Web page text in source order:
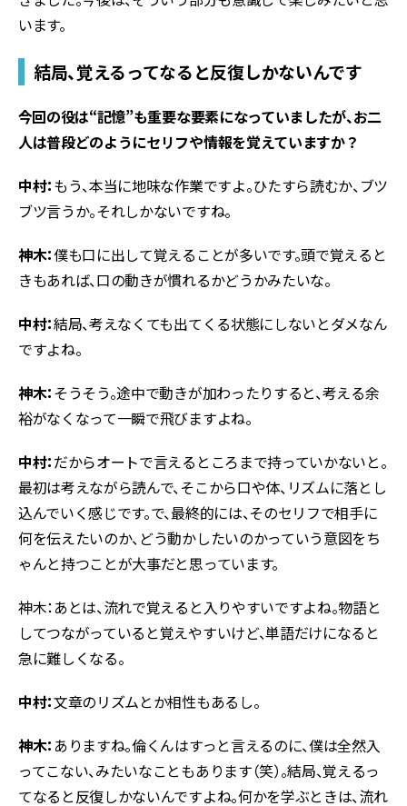
います。
結局、覚えるってなると反復しかないんです
――今回の役は“記憶”も重要な要素になっていましたが、お二
人は普段どのようにセリフや情報を覚えていますか？
中村：もう、本当に地味な作業ですよ。ひたすら読むか、ブツ
ブツ言うか。それしかないですね。
神木：僕も口に出して覚えることが多いです。頭で覚えると
きもあれば、口の動きが慣れるかどうかみたいな。
中村：結局、考えなくても出てくる状態にしないとダメなん
ですよね。
神木：そうそう。途中で動きが加わったりすると、考える余
裕がなくなって一瞬で飛びますよね。
中村：だからオートで言えるところまで持っていかないと。
最初は考えながら読んで、そこから口や体、リズムに落とし
込んでいく感じです。で、最終的には、そのセリフで相手に
何を伝えたいのか、どう動かしたいのかっていう意図をち
ゃんと持つことが大事だと思っています。
神木：あとは、流れで覚えると入りやすいですよね。物語と
してつながっていると覚えやすいけど、単語だけになると
急に難しくなる。
中村：文章のリズムとか相性もあるし。
神木：ありますね。倫くんはすっと言えるのに、僕は全然入
ってこない、みたいなこともあります（笑）。結局、覚えるっ
てなると反復しかないんですよね。何かを学ぶときは、流れ